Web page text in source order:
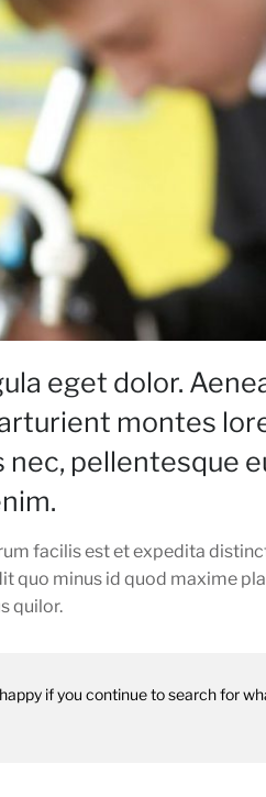
eget dolor.
montes
pellentesque
facilis est et expedita
quo minus id quod maxime
quilor.
if you continue to search for